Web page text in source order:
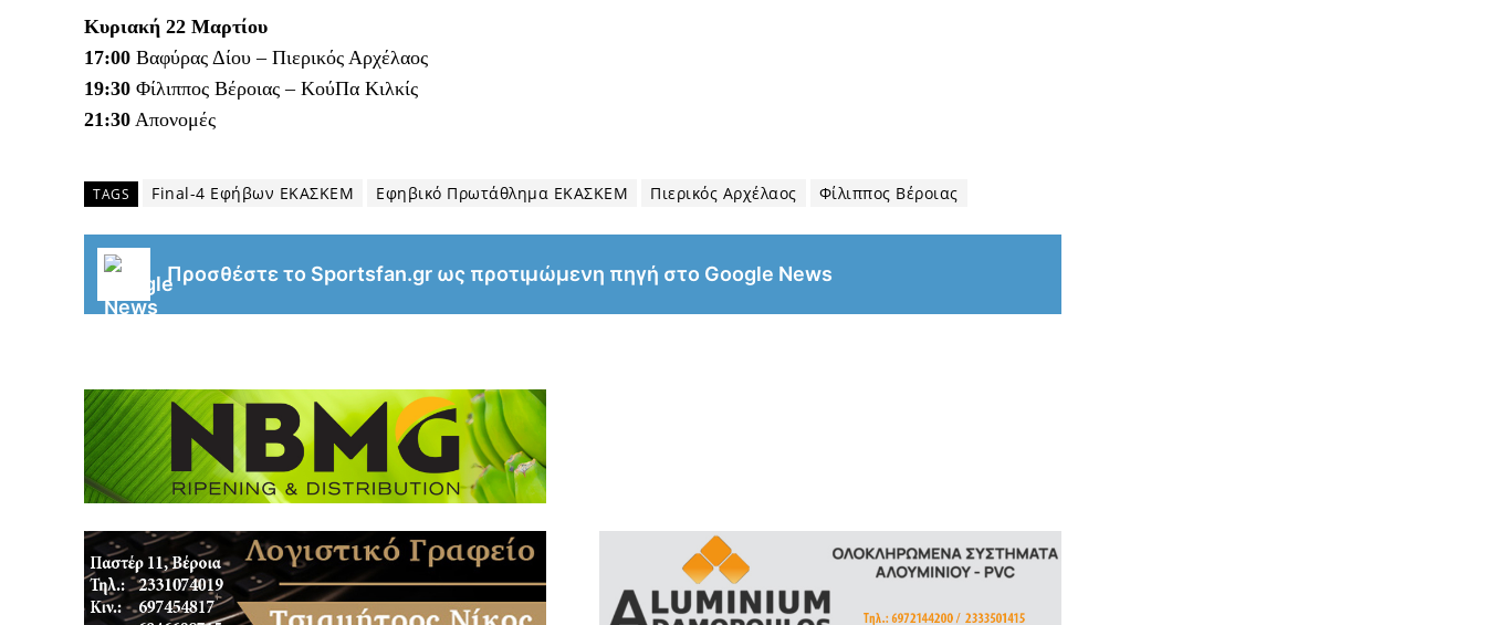
Κυριακή 22 Μαρτίου
17:00 Βαφύρας Δίου – Πιερικός Αρχέλαος
19:30 Φίλιππος Βέροιας – ΚούΠα Κιλκίς
21:30 Απονομές
TAGS Final-4 Εφήβων ΕΚΑΣΚΕΜ Εφηβικό Πρωτάθλημα ΕΚΑΣΚΕΜ Πιερικός Αρχέλαος Φίλιππος Βέροιας
Προσθέστε το Sportsfan.gr ως προτιμώμενη πηγή στο Google News